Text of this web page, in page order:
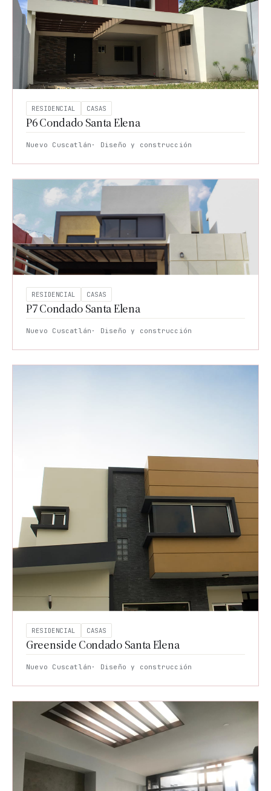
RESIDENCIAL CASAS
P6 Condado Santa Elena
Nuevo Cuscatlán · Diseño y construcción
RESIDENCIAL CASAS
P7 Condado Santa Elena
Nuevo Cuscatlán · Diseño y construcción
RESIDENCIAL CASAS
Greenside Condado Santa Elena
Nuevo Cuscatlán · Diseño y construcción